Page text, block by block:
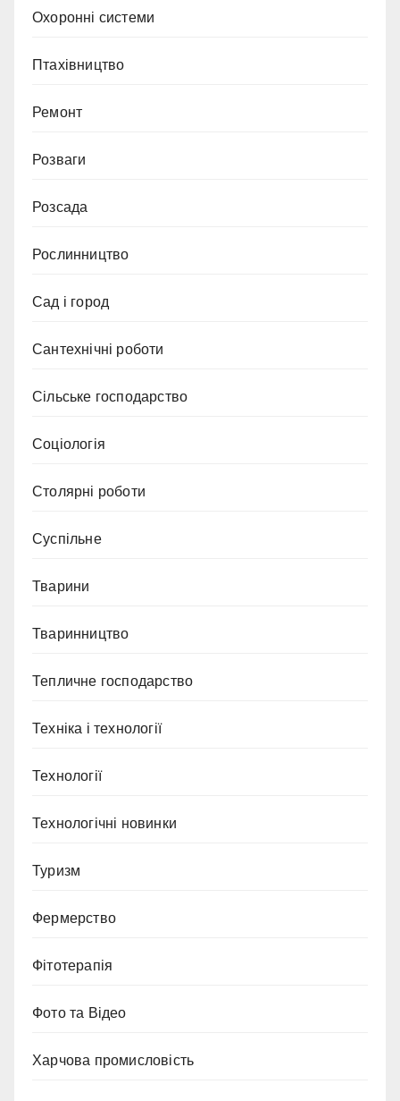
Охоронні системи
Птахівництво
Ремонт
Розваги
Розсада
Рослинництво
Сад і город
Сантехнічні роботи
Сільське господарство
Соціологія
Столярні роботи
Суспільне
Тварини
Тваринництво
Тепличне господарство
Техніка і технології
Технології
Технологічні новинки
Туризм
Фермерство
Фітотерапія
Фото та Відео
Харчова промисловість